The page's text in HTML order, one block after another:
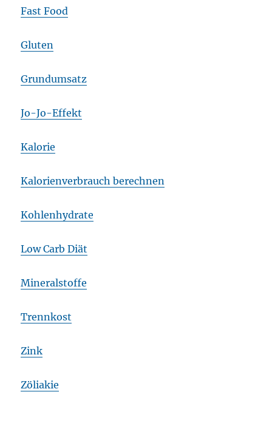
Fast Food
Gluten
Grundumsatz
Jo-Jo-Effekt
Kalorie
Kalorienverbrauch berechnen
Kohlenhydrate
Low Carb Diät
Mineralstoffe
Trennkost
Zink
Zöliakie